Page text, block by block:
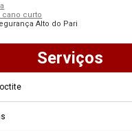
cano curto
Alto do Pari
Serviços